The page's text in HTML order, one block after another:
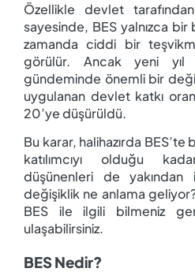
Özellikle devlet
sayesinde, BES yalnızca bir
zamanda ciddi bir teşvik
görülür. Ancak yeni
gündeminde önemli bir
uygulanan devlet katkı
20’ye düşürüldü.
Bu karar, halihazırda
katılımcıyı olduğu
düşünenleri de
değişiklik ne anlama geliyor?
BES ile ilgili bilmeniz
ulaşabilirsiniz.
BES Nedir?